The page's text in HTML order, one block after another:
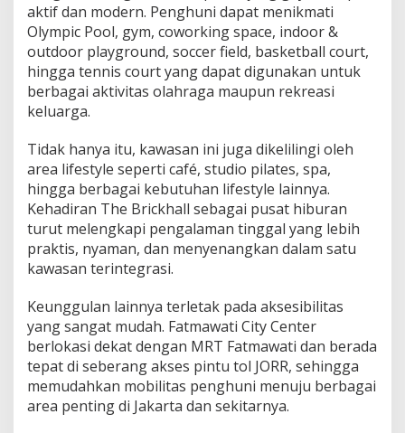
aktif dan modern. Penghuni dapat menikmati
Olympic Pool, gym, coworking space, indoor &
outdoor playground, soccer field, basketball court,
hingga tennis court yang dapat digunakan untuk
berbagai aktivitas olahraga maupun rekreasi
keluarga.
Tidak hanya itu, kawasan ini juga dikelilingi oleh
area lifestyle seperti café, studio pilates, spa,
hingga berbagai kebutuhan lifestyle lainnya.
Kehadiran The Brickhall sebagai pusat hiburan
turut melengkapi pengalaman tinggal yang lebih
praktis, nyaman, dan menyenangkan dalam satu
kawasan terintegrasi.
Keunggulan lainnya terletak pada aksesibilitas
yang sangat mudah. Fatmawati City Center
berlokasi dekat dengan MRT Fatmawati dan berada
tepat di seberang akses pintu tol JORR, sehingga
memudahkan mobilitas penghuni menuju berbagai
area penting di Jakarta dan sekitarnya.